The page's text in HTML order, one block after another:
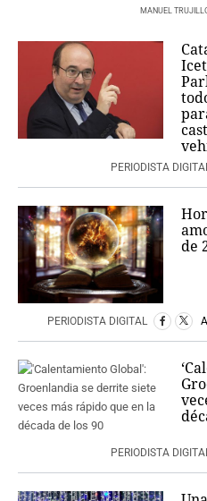
MANUEL
PERIODISTA
de
PERIODISTA DIGITAL
PERIODISTA